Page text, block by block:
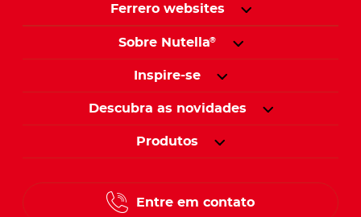
Ferrero websites
Sobre Nutella®
Inspire-se
Descubra as novidades
Produtos
Entre em contato